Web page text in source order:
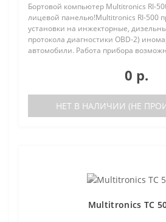
Бортовой компьютер Multitronics RI-
лицевой панелью!Multitronics RI-500
установки на инжекторные,
протокола диагностики OBD-2)
автомобили. Работа прибора
0 р.
НЕТ В НАЛИЧИИ (НЕ
Multitronics TC